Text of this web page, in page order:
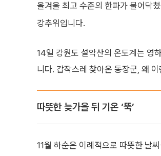
올겨울 최고 수준의 한파가 불어닥
강추위입니다.
14일 강원도 설악산의 온도계는 영
니다. 갑작스레 찾아온 동장군, 왜
따뜻한 늦가을 뒤 기온 ‘뚝’
11월 하순은 이례적으로 따뜻한 날